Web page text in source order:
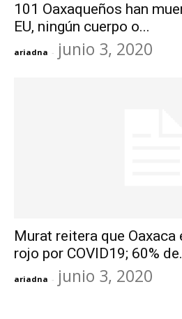
101 Oaxaqueños han
EU, ningún cuerpo o...
ariadna - junio 3, 2020
Murat reitera que
rojo por COVID19; 60%
ariadna - junio 3, 2020